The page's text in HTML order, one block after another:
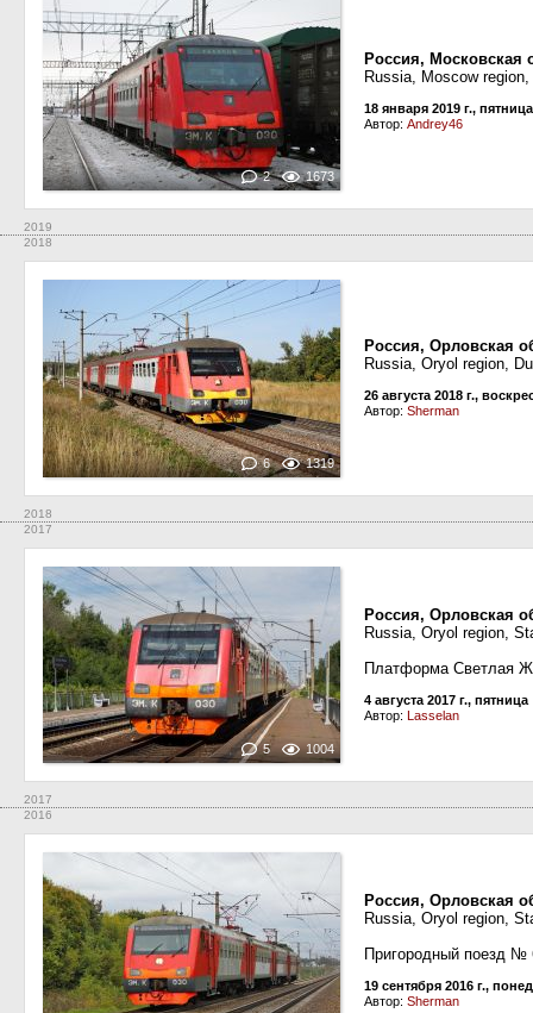
2 1673
Россия, Московская
Russia, Moscow
18 января 2019 г., пятница
Автор: Andrey46
2019
2018
6 1319
Россия, Орловская
Russia, Oryol region,
26 августа 2018 г.,
Автор: Sherman
2018
2017
5 1004
Россия, Орловская
Russia, Oryol region,
Платформа Светлая
4 августа 2017 г., пятница
Автор: Lasselan
2017
2016
Россия, Орловская
Russia, Oryol region,
Пpигородный поезд
19 сентября 2016 г.,
Автор: Sherman